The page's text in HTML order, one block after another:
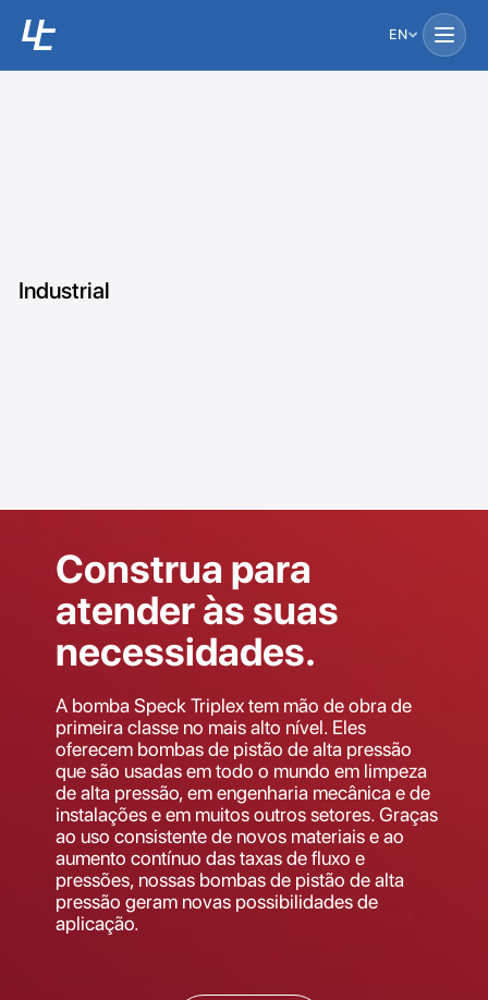
EN
Industrial
Construa para
atender às suas
necessidades.
A bomba Speck Triplex tem mão de obra de
primeira classe no mais alto nível. Eles
oferecem bombas de pistão de alta pressão
que são usadas em todo o mundo em limpeza
de alta pressão, em engenharia mecânica e de
instalações e em muitos outros setores. Graças
ao uso consistente de novos materiais e ao
aumento contínuo das taxas de fluxo e
pressões, nossas bombas de pistão de alta
pressão geram novas possibilidades de
aplicação.